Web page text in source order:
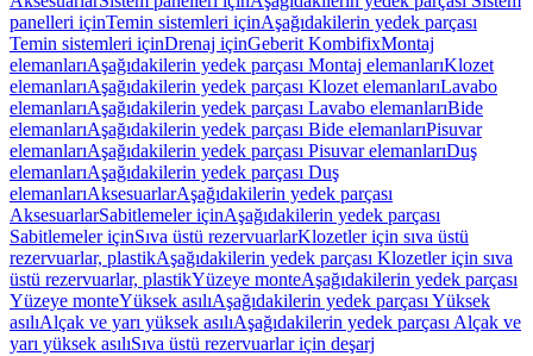
panelleri içinTemin sistemleri içinAşağıdakilerin yedek parçası
Temin sistemleri içinDrenaj içinGeberit KombifixMontaj
elemanlarıAşağıdakilerin yedek parçası Montaj elemanlarıKlozet
elemanlarıAşağıdakilerin yedek parçası Klozet elemanlarıLavabo
elemanlarıAşağıdakilerin yedek parçası Lavabo elemanlarıBide
elemanlarıAşağıdakilerin yedek parçası Bide elemanlarıPisuvar
elemanlarıAşağıdakilerin yedek parçası Pisuvar elemanlarıDuş
elemanlarıAşağıdakilerin yedek parçası Duş
elemanlarıAksesuarlarAşağıdakilerin yedek parçası
AksesuarlarSabitlemeler içinAşağıdakilerin yedek parçası
Sabitlemeler içinSıva üstü rezervuarlarKlozetler için sıva üstü
rezervuarlar, plastikAşağıdakilerin yedek parçası Klozetler için sıva
üstü rezervuarlar, plastikYüzeye monteAşağıdakilerin yedek parçası
Yüzeye monteYüksek asılıAşağıdakilerin yedek parçası Yüksek
asılıAlçak ve yarı yüksek asılıAşağıdakilerin yedek parçası Alçak ve
yarı yüksek asılıSıva üstü rezervuarlar için deşarj